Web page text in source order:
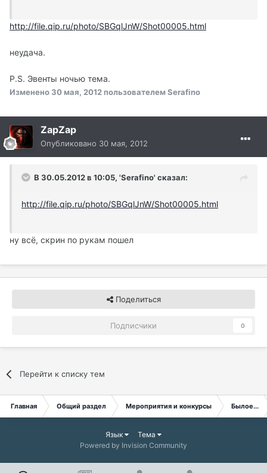
http://file.qip.ru/photo/SBGqlJnW/Shot00005.html
неудача.
P.S. Эвенты ночью тема.
Изменено 30 мая, 2012пользователем Serafino
ZapZap
Опубликовано 30 мая, 2012
В 30.05.2012 в 10:05, 'Serafino' сказал:
http://file.qip.ru/photo/SBGqlJnW/Shot00005.html
ну всё, скрин по рукам пошел
Поделиться
Подписчики 0
Перейти к списку тем
Главная Общий раздел Мероприятия и конкурсы Былое...
Язык
Тема
Powered by Invision Community